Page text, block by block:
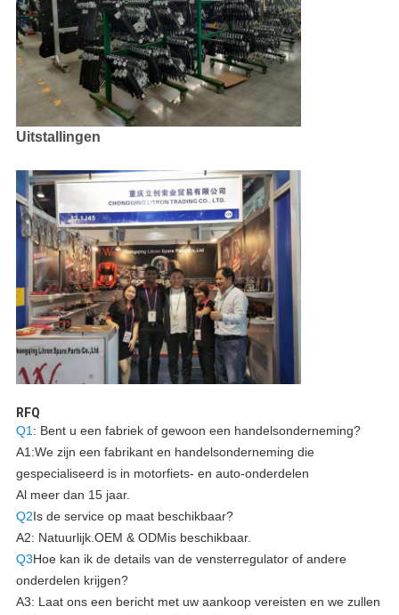
Uitstallingen
RFQ
Q1: Bent u een fabriek of gewoon een handelsonderneming?
A1:We zijn een fabrikant en handelsonderneming die
gespecialiseerd is in motorfiets- en auto-onderdelen
Al meer dan 15 jaar.
Q2Is de service op maat beschikbaar?
A2: Natuurlijk.OEM & ODMis beschikbaar.
Q3Hoe kan ik de details van de vensterregulator of andere
onderdelen krijgen?
A3: Laat ons een bericht met uw aankoop vereisten en we zullen